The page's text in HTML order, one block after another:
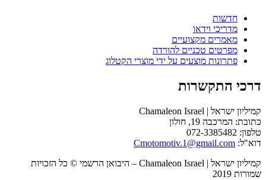
חדשות
מדריכי וידאו
מאמרים מקצועיים
מפרטים טכניים להורדה
פתרונות מוצעים על ידי מוצרי הקטלוג
דרכי התקשרות
קמיליון ישראל | Chamaleon Israel
כתובת: המרכבה 19, חולון
טלפון: 072-3385482
דוא"ל: Cmotomotiv.1@gmail.com
קמיליון ישראל | Chamaleon Israel – היבואן הרשמי © כל הזכויות
שמורות 2019